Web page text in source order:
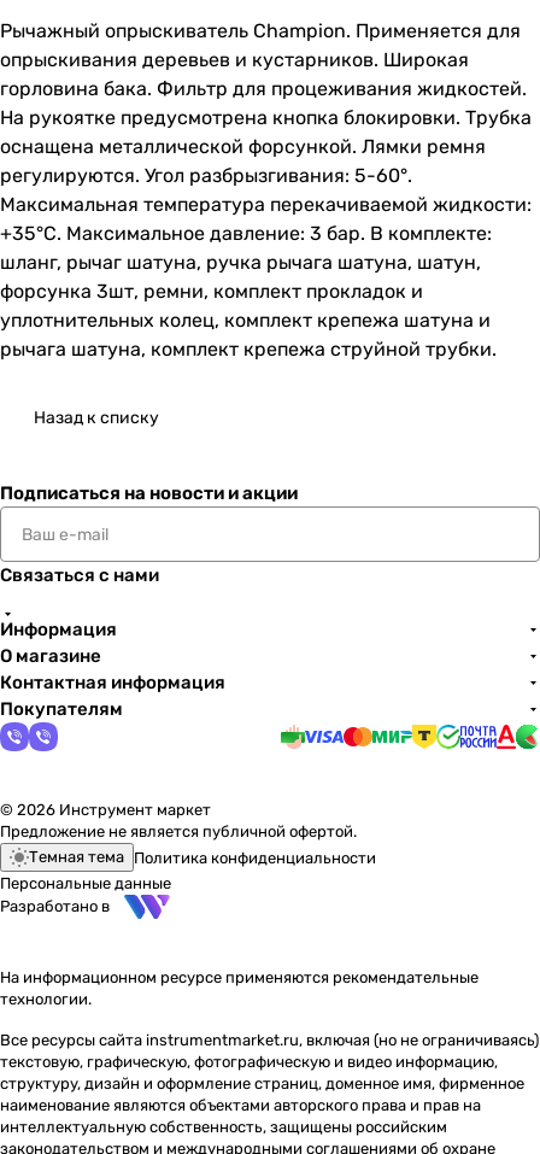
Рычажный опрыскиватель Champion. Применяется для
опрыскивания деревьев и кустарников. Широкая
горловина бака. Фильтр для процеживания жидкостей.
На рукоятке предусмотрена кнопка блокировки. Трубка
оснащена металлической форсункой. Лямки ремня
регулируются. Угол разбрызгивания: 5-60°.
Максимальная температура перекачиваемой жидкости:
+35°С. Максимальное давление: 3 бар. В комплекте:
шланг, рычаг шатуна, ручка рычага шатуна, шатун,
форсунка 3шт, ремни, комплект прокладок и
уплотнительных колец, комплект крепежа шатуна и
рычага шатуна, комплект крепежа струйной трубки.
Назад к списку
Подписаться на новости и акции
Связаться с нами
Информация
О магазине
Контактная информация
Покупателям
© 2026 Инструмент маркет
Предложение не является публичной офертой.
Темная тема Политика конфиденциальности
Персональные данные
Разработано в
На информационном ресурсе применяются рекомендательные
технологии.
Все ресурсы сайта instrumentmarket.ru, включая (но не ограничиваясь)
текстовую, графическую, фотографическую и видео информацию,
структуру, дизайн и оформление страниц, доменное имя, фирменное
наименование являются объектами авторского права и прав на
интеллектуальную собственность, защищены российским
законодательством и международными соглашениями об охране